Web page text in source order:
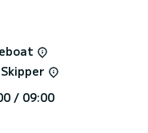
Ausstattung:
/ 09:00